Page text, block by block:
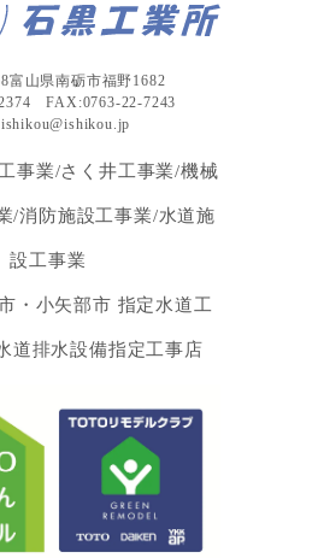
富山県南砺市福野1682
FAX:0763-22-7243
事業/さく井工事業/機械
/消防施設工事業/水道施
設工事業
・小矢部市 指定水道工
道排水設備指定工事店